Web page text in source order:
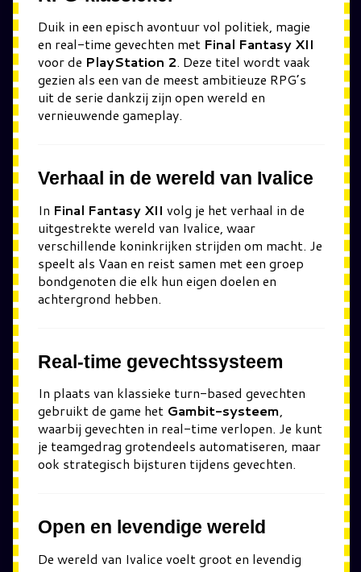
Duik in een episch avontuur vol politiek, magie
en real-time gevechten met Final Fantasy XII
voor de PlayStation 2. Deze titel wordt vaak
gezien als een van de meest ambitieuze RPG’s
uit de serie dankzij zijn open wereld en
vernieuwende gameplay.
Verhaal in de wereld van Ivalice
In Final Fantasy XII volg je het verhaal in de
uitgestrekte wereld van Ivalice, waar
verschillende koninkrijken strijden om macht. Je
speelt als Vaan en reist samen met een groep
bondgenoten die elk hun eigen doelen en
achtergrond hebben.
Real-time gevechtssysteem
In plaats van klassieke turn-based gevechten
gebruikt de game het Gambit-systeem,
waarbij gevechten in real-time verlopen. Je kunt
je teamgedrag grotendeels automatiseren, maar
ook strategisch bijsturen tijdens gevechten.
Open en levendige wereld
De wereld van Ivalice voelt groot en levendig